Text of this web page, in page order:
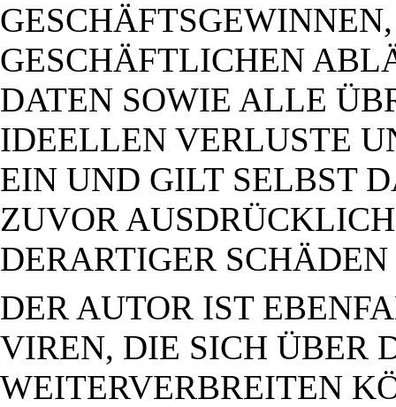
GESCHÄFTLICHEN
DATEN SOWIE ALLE
IDEELLEN VERLUSTE
EIN UND GILT SELBST
ZUVOR
DERARTIGER
DER AUTOR IST
VIREN, DIE SICH ÜBER
WEITERVERBREITEN